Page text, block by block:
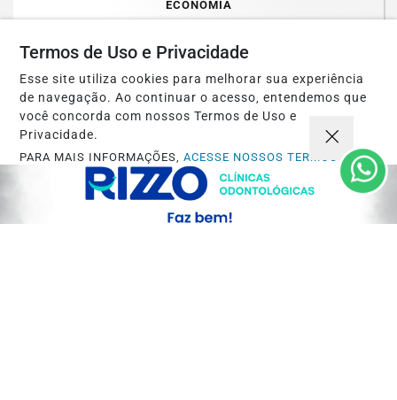
ECONOMIA
mais caros com novo imposto em 2027
Saiba Mais
Termos de Uso e Privacidade
Esse site utiliza cookies para melhorar sua experiência
de navegação. Ao continuar o acesso, entendemos que
você concorda com nossos Termos de Uso e
Privacidade.
PARA MAIS INFORMAÇÕES,ACESSE NOSSOS TERMOS
CLICANDO AQUI
PROSSEGUIR